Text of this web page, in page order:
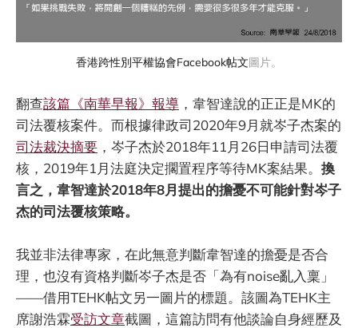
香港跨性別平權協會Facebook帖文圖片。
翻查該篇《南華早報》報導 ，韋智達說的正正是MK的
司法覆核案件。而根據律政司2020年9月就岑子杰案的
司法裁決摘要 ，岑子杰於2018年11月26日申請司法覆
核，2019年1月法庭決定擱置程序等待MK案結果。 換
言之，韋智達於2018年8月提出的擔憂不可能針對岑子
杰的司法覆核策略。
我並非法律專家，在此無意判斷韋智達的擔憂是否合
理，也沒有資格判斷岑子杰是否「為有noise亂入稟」
——借用TEHK帖文另一圖片的標題。該圖為TEHK主
席謝浩霖受訪文章截圖，這篇訪問有他談論自身經歷及